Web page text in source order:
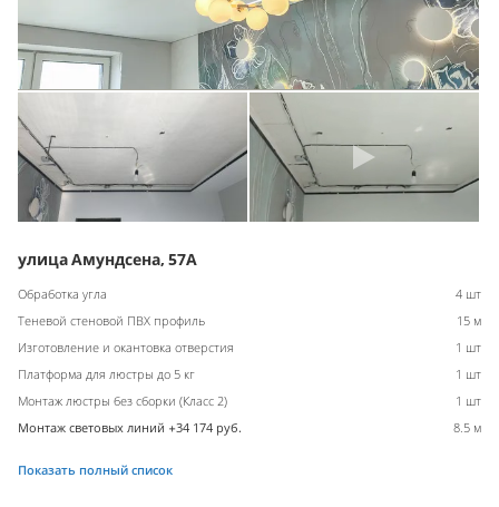
улица Амундсена, 57А
Обработка угла
4 шт
Теневой стеновой ПВХ профиль
15 м
Изготовление и окантовка отверстия
1 шт
Платформа для люстры до 5 кг
1 шт
Монтаж люстры без сборки (Класс 2)
1 шт
Монтаж световых линий +34 174 руб.
8.5 м
Показать полный список